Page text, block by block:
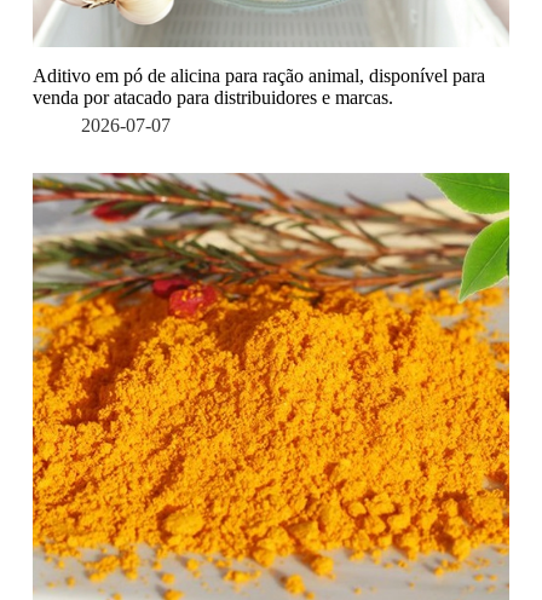
Aditivo em pó de alicina para ração animal, disponível para
venda por atacado para distribuidores e marcas.
2026-07-07